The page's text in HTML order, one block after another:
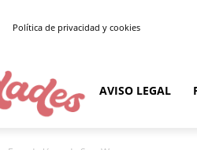
Política de privacidad y cookies
AVISO LEGAL